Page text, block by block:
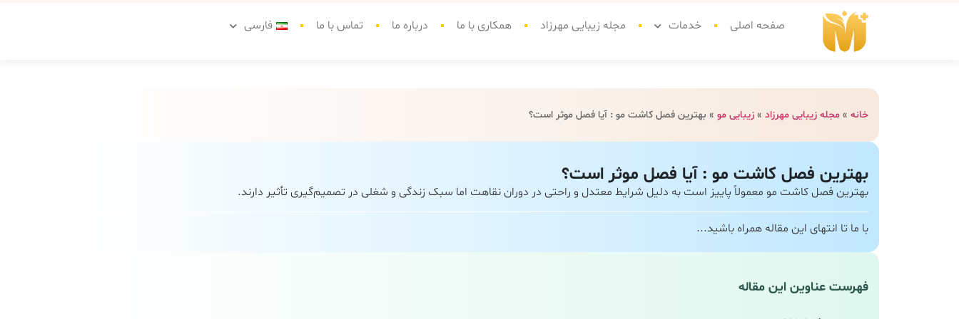
صفحه اصلی خدمات مجله زیبایی مهرزاد همکاری با ما درباره ما تماس با ما فارسی
خانه » مجله زیبایی مهرزاد » زیبایی مو » بهترین فصل کاشت مو : آیا فصل موثر است؟
بهترین فصل کاشت مو : آیا فصل موثر است؟
بهترین فصل کاشت مو معمولاً پاییز است به دلیل شرایط معتدل و راحتی در دوران نقاهت اما سبک زندگی و شغلی در تصمیم‌گیری تأثیر دارند.
با ما تا انتهای این مقاله همراه باشید...
فهرست عناوین این مقاله